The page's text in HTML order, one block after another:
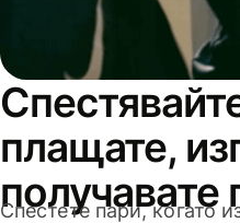
плащате,
Спестете пари, когато